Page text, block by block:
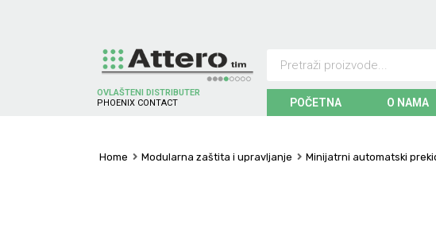
OVLAŠTENI DISTRIBUTER
P H O EN X CO NTACT POČETNA O NAMA
Home Modularna zaštita i upravljanje Minijatrni automatski